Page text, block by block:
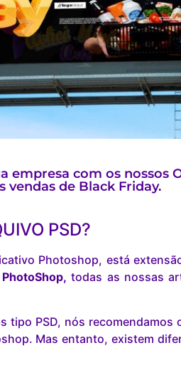
empresa com os nossos
vendas de Black Friday.
PSD?
Photoshop, está
todas as nossas
tipo PSD, nós recomendamos
Mas entanto, existem